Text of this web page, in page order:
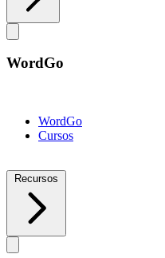
WordGo
WordGo
Cursos
Recursos